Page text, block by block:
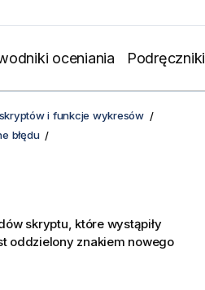
oceniania Podręczniki
skryptów i funkcje wykresów
błędu
skryptu, które wystąpiły
oddzielony znakiem nowego